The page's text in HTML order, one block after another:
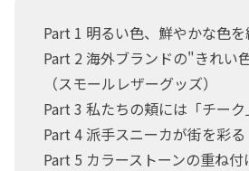
Part 1 明るい色、鮮やかな色を
Part 2 海外ブランドの"きれい
（スモールレザーグッズ）
Part 3 私たちの頬には「チーク
Part 4 派手スニーカが街を彩る
Part 5 カラーストーンの重ね付